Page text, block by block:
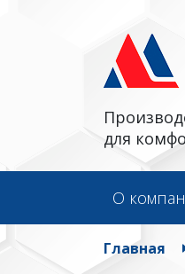
для
О
Главная